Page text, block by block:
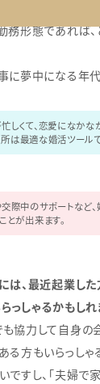
務形態であれば
に夢中になる年代
しくて、恋愛になか
は最適な婚活ツールで
際中のサポートなど、
とが出来ます。
は、最近起業した
っしゃるかもしれ
協力して自身の
方もいらっしゃ
ですし、「夫婦で